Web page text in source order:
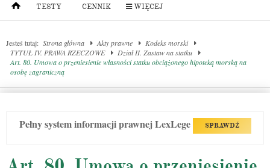
TESTY CENNIK WIĘCEJ
Jesteś tutaj: Strona główna Akty prawne
Kodeks morski
TYTUŁ IV. PRAWA RZECZOWE
Dział II. Zastaw na statku
Art. 80. Umowa o przeniesienie własności statku obciążonego hipoteką morską na
osobę zagraniczną
Pełny system informacji prawnej LexLege SPRAWDŹ